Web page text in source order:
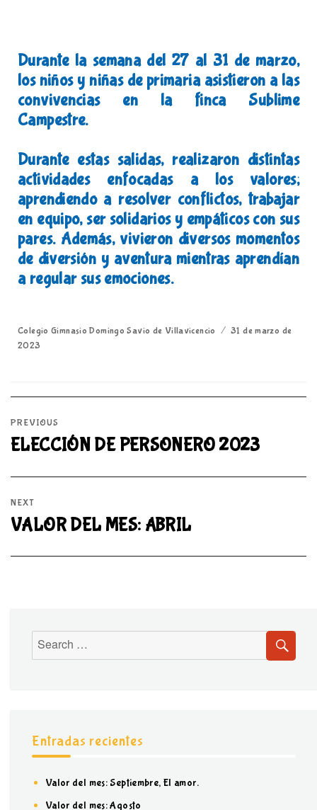
Durante la semana del 27 al 31 de marzo,
los niños y niñas de primaria asistieron a las
convivencias en la finca Sublime
Campestre.
Durante estas salidas, realizaron distintas
actividades enfocadas a los valores;
aprendiendo a resolver conflictos, trabajar
en equipo, ser solidarios y empáticos con sus
pares. Además, vivieron diversos momentos
de diversión y aventura mientras aprendían
a regular sus emociones.
Colegio Gimnasio Domingo Savio de Villavicencio
31 de marzo de
2023
PREVIOUS
ELECCIÓN DE PERSONERO 2023
NEXT
VALOR DEL MES: ABRIL
Entradas recientes
Valor del mes: Septiembre, El amor.
Valor del mes: Agosto